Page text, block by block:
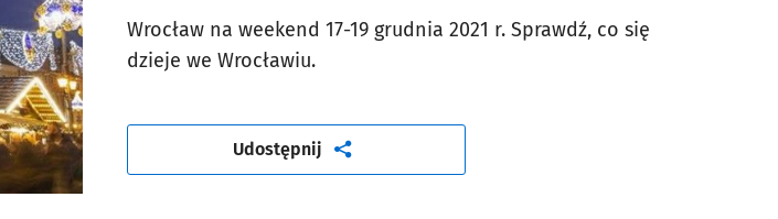
Wrocław na weekend 17-19 grudnia 2021 r. Sprawdź, co się
dzieje we Wrocławiu.
Udostępnijartykuł